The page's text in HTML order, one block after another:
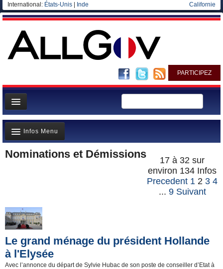
International: États-Unis Inde Californie
PARTICIPEZ
Page d'accueil
Infos
Gouvernement
Infos Menu
A la Une(791)
La France et le Monde(233)
Nominations et Démissions(136)
Elections européennes(16)
Infos insolites(80)
Nominations et Démissions
17 à 32 sur
environ 134 Infos
Precedent 1 2 3 4
... 9 Suivant
Le grand ménage du président Hollande
à l'Elysée
Avec l’annonce du départ de Sylvie Hubac de son poste de conseiller d’Etat à